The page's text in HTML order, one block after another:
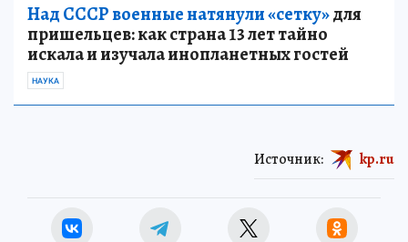
Над СССР военные натянули «сетку»для
пришельцев: как страна 13 лет тайно
искала и изучала инопланетных гостей
НАУКА
Источник: kp.ru